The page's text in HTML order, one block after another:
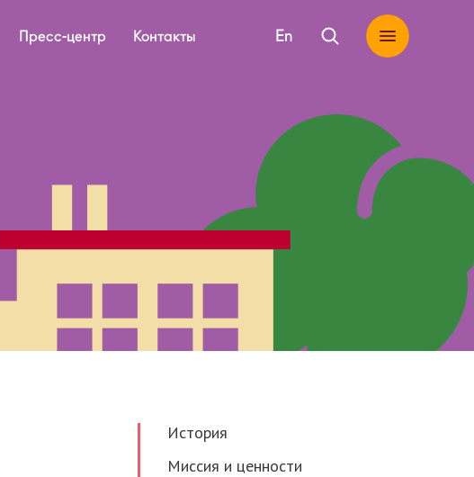
Пресс-центр Контакты En
История
Миссия и ценности